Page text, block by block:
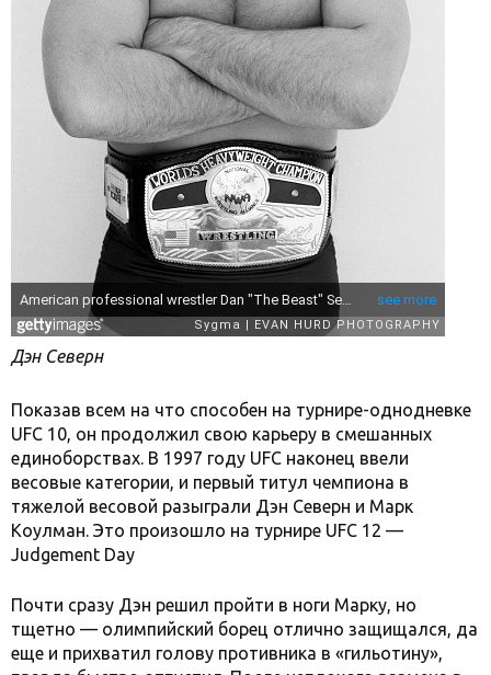
Дэн Северн
Показав всем на что способен на турнире-однодневке
UFC 10, он продолжил свою карьеру в смешанных
единоборствах. В 1997 году UFC наконец ввели
весовые категории, и первый титул чемпиона в
тяжелой весовой разыграли Дэн Северн и Марк
Коулман. Это произошло на турнире UFC 12 —
Judgement Day
Почти сразу Дэн решил пройти в ноги Марку, но
тщетно — олимпийский борец отлично защищался, да
еще и прихватил голову противника в «гильотину»,